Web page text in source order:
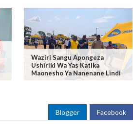
Waziri Sangu Apongeza
Ushiriki Wa Yas Katika
Maonesho Ya Nanenane Lindi
Blogger Facebook